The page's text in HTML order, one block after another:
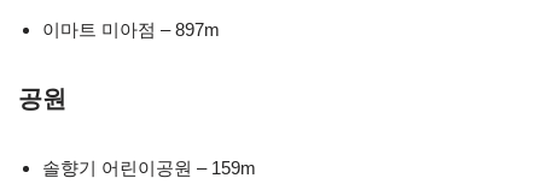
이마트 미아점 – 897m
공원
솔향기 어린이공원 – 159m